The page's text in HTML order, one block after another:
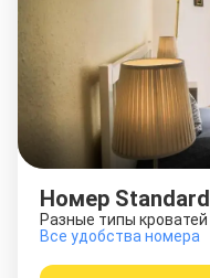
Номер Standard
Разные типы кроватей
Все удобства номера